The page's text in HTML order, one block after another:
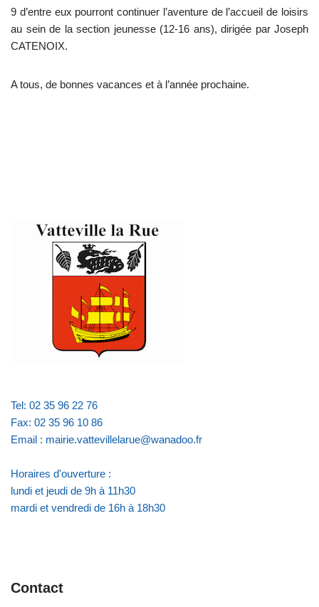
9 d’entre eux pourront continuer l’aventure de l’accueil de loisirs
au sein de la section jeunesse (12-16 ans), dirigée par Joseph
CATENOIX.
A tous, de bonnes vacances et à l’année prochaine.
Tel: 02 35 96 22 76
Fax: 02 35 96 10 86
Email : mairie.vattevillelarue@wanadoo.fr
Horaires d'ouverture :
lundi et jeudi de 9h à 11h30
mardi et vendredi de 16h à 18h30
Contact